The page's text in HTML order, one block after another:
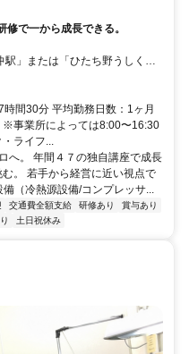
で一から成長できる。
」または「ひたち野うしく
「牛久阿見IC」または「阿見東
間30分 平均勤務日数：1ヶ月
※事業所によっては8:00〜16:30
ライフ...
へ。 年間４７の独自講座で成長
。 若手から経営に近い視点で
（冷熱源設備/コンプレッサ...
交通費全額支給 研修あり
賞与あり
土日祝休み